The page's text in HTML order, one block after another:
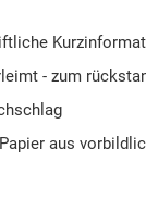
- zum
aus